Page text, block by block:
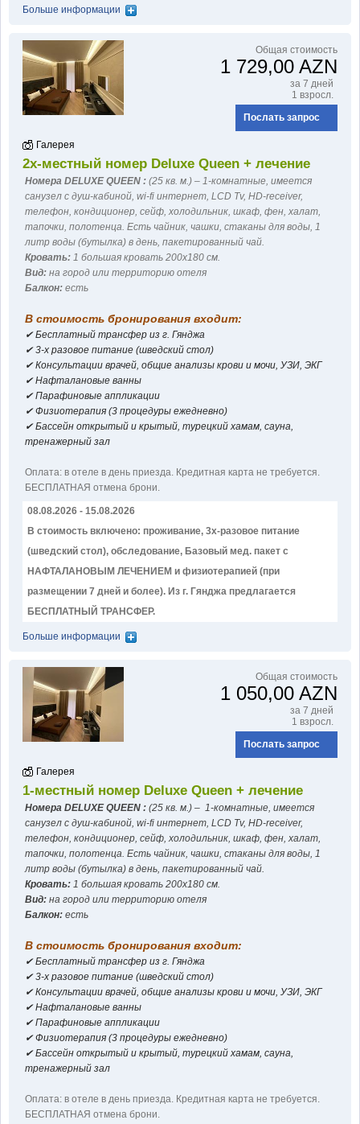
Больше информации
Общая стоимость
1 729,00 AZN
за 7 дней
1 взросл.
Послать запрос
Галерея
2х-местный номер Deluxe Queen + лечение
Номера DELUXE QUEEN : (25 кв. м.) – 1-комнатные, имеется
санузел с душ-кабиной, wi-fi интернет, LCD Tv, HD-receiver,
телефон, кондиционер, сейф, холодильник, шкаф, фен, халат,
тапочки, полотенца. Есть чайник, чашки, стаканы для воды, 1
литр воды (бутылка) в день, пакетированный чай.
Кровать: 1 большая кровать 200x180 см.
Вид: на город или территорию отеля
Балкон: есть
В стоимость бронирования входит:
✔ Бесплатный трансфер из г. Гянджа
✔ 3-х разовое питание (шведский стол)
✔ Консультации врачей, oбщие анализы крови и мочи, УЗИ, ЭКГ
✔ Нафталановые ванны
✔ Парафиновые аппликации
✔ Физиотерапия (3 процедуры ежедневно)
✔ Бассейн открытый и крытый, турецкий хамам, сауна,
тренажерный зал
Оплатa: в отеле в день приезда. Кредитная карта не требуется.
БЕСПЛАТНАЯ отмена брони.
08.08.2026 - 15.08.2026
В стоимость включено: проживание, 3х-разовое питание
(шведский стол), обследование, Базовый мед. пакет с
НАФТАЛАНОВЫМ ЛЕЧЕНИЕМ и физиотерапией (при
размещении 7 дней и более). Из г. Гянджа предлагается
БЕСПЛАТНЫЙ ТРАНСФЕР.
Больше информации
Общая стоимость
1 050,00 AZN
за 7 дней
1 взросл.
Послать запрос
Галерея
1-местный номер Deluxe Queen + лечение
Номера DELUXE QUEEN : (25 кв. м.) – 1-комнатные, имеется
санузел с душ-кабиной, wi-fi интернет, LCD Tv, HD-receiver,
телефон, кондиционер, сейф, холодильник, шкаф, фен, халат,
тапочки, полотенца. Есть чайник, чашки, стаканы для воды, 1
литр воды (бутылка) в день, пакетированный чай.
Кровать: 1 большая кровать 200x180 см.
Вид: на город или территорию отеля
Балкон: есть
В стоимость бронирования входит:
✔ Бесплатный трансфер из г. Гянджа
✔ 3-х разовое питание (шведский стол)
✔ Консультации врачей, oбщие анализы крови и мочи, УЗИ, ЭКГ
✔ Нафталановые ванны
✔ Парафиновые аппликации
✔ Физиотерапия (3 процедуры ежедневно)
✔ Бассейн открытый и крытый, турецкий хамам, сауна,
тренажерный зал
Оплатa: в отеле в день приезда. Кредитная карта не требуется.
БЕСПЛАТНАЯ отмена брони.